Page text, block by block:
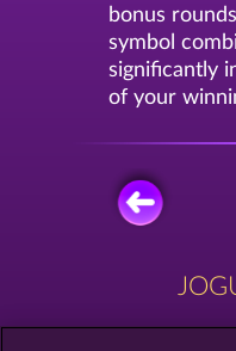
bonus
symbol
significantly
of your